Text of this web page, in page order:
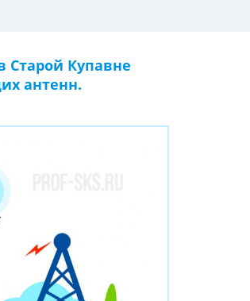
Старой Купавне
антенн.